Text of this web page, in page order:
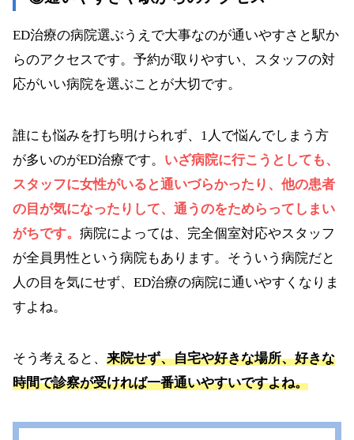
ED治療の病院選ぶうえで大事なのが通いやすさと駅か
らのアクセスです。予約が取りやすい、スタッフの対
応がいい病院を選ぶことが大切です。
誰にも悩みを打ち明けられず、1人で悩んでしまう方
が多いのがED治療です。 いざ病院に行こうとしても、
スタッフに女性がいると通いづらかったり、他の患者
の目が気になったりして、通うのをためらってしまい
がちです。 病院によっては、完全個室対応やスタッフ
が全員男性という病院もあります。そういう病院だと
人の目を気にせず、ED治療の病院に通いやすくなりま
すよね。
そう考えると、 来院せず、自宅や好きな場所、好きな
時間で診察が受ければ一番通いやすいですよね。